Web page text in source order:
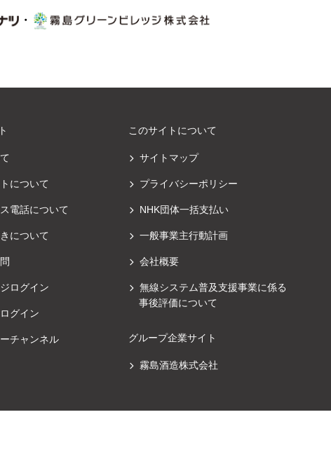
・
について
電話について
について
ログイン
グイン
チャンネル
このサイトについて
サイトマップ
プライバシーポリシー
NHK団体一括支払い
一般事業主行動計画
会社概要
無線システム普及支援事業に係る
事後評価について
グループ企業サイト
霧島酒造株式会社